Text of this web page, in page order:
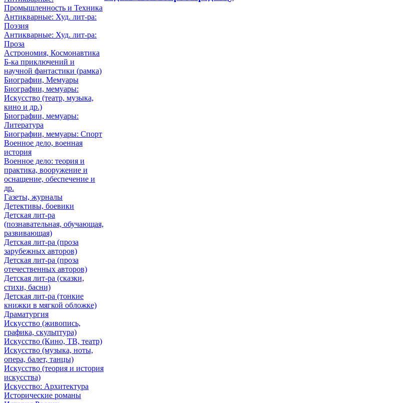
Промышленность и Техника
Антикварные: Худ. лит-ра:
Поэзия
Антикварные: Худ. лит-ра:
Проза
Астрономия, Космонавтика
Б-ка приключений и
научной фантастики (рамка)
Биографии, Мемуары
Биографии, мемуары:
Искусство (театр, музыка,
кино и др.)
Биографии, мемуары:
Литература
Биографии, мемуары: Спорт
Военное дело, военная
история
Военное дело: теория и
практика, вооружение и
оснащение, обеспечение и
др.
Газеты, журналы
Детективы, боевики
Детская лит-ра
(познавательная, обучающая,
развивающая)
Детская лит-ра (проза
зарубежных авторов)
Детская лит-ра (проза
отечественных авторов)
Детская лит-ра (сказки,
стихи, басни)
Детская лит-ра (тонкие
книжки в мягкой обложке)
Драматургия
Искусствo (живопись,
графика, скульптура)
Искусствo (Кино, ТВ, театр)
Искусствo (музыка, ноты,
опера, балет, танцы)
Искусствo (теория и история
искусства)
Искусство: Архитектура
Исторические романы